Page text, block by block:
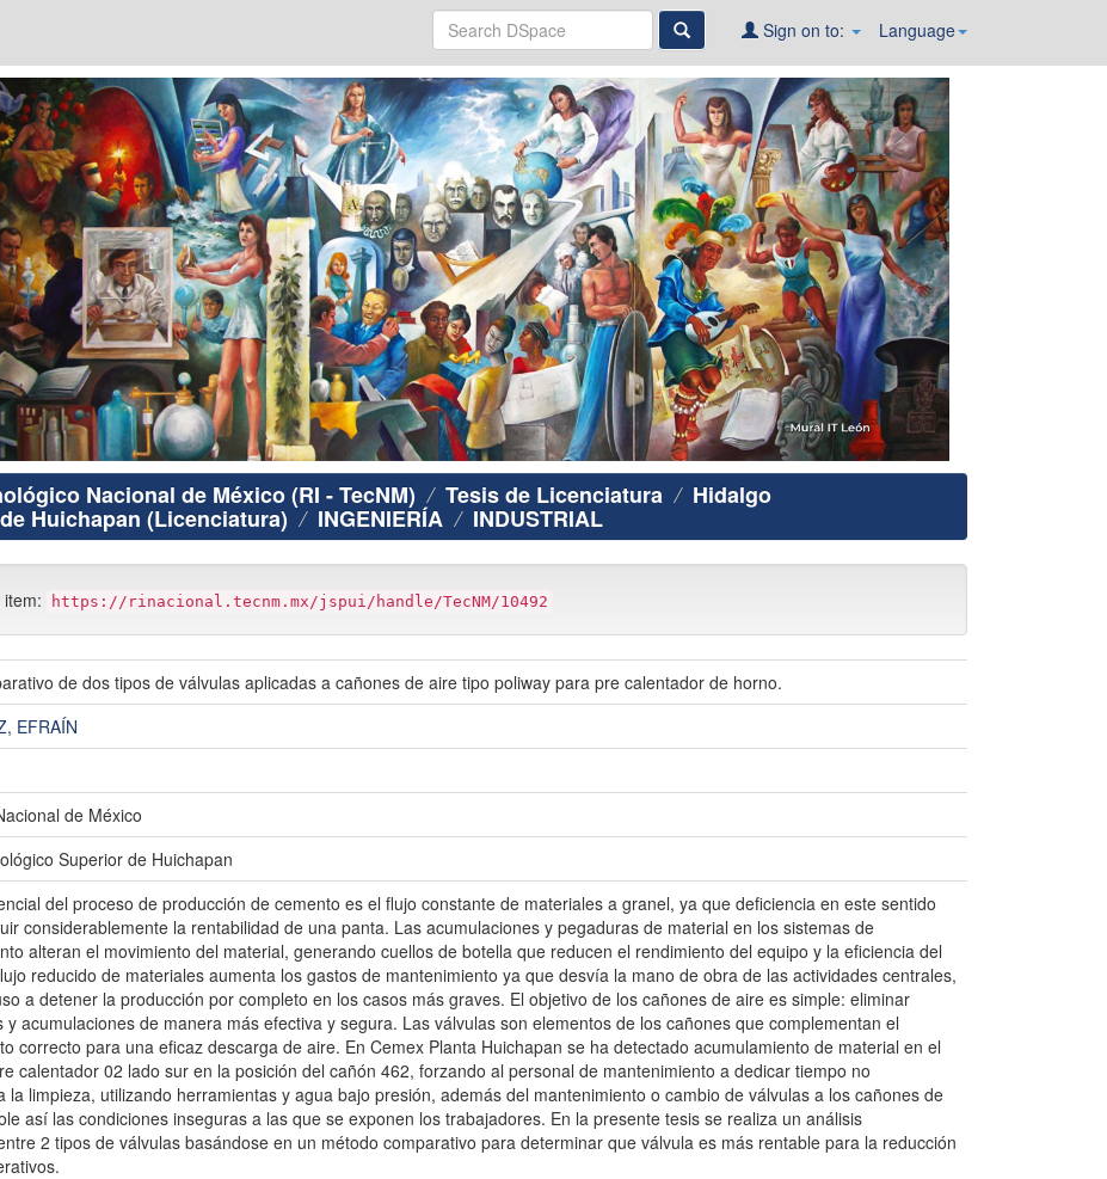
Language
Sign on to:
Nacional de México (RI - TecNM) Tesis de Licenciatura Hidalgo
Huichapan (Licenciatura) INGENIERÍA INDUSTRIAL
https://rinacional.tecnm.mx/jspui/handle/TecNM/10492
de dos tipos de válvulas aplicadas a cañones de aire tipo poliway para pre calentador de horno.
EFRAÍN
de México
Superior de Huichapan
del proceso de producción de cemento es el flujo constante de materiales a granel, ya que deficiencia en este sentido
considerablemente la rentabilidad de una panta. Las acumulaciones y pegaduras de material en los sistemas de
alteran el movimiento del material, generando cuellos de botella que reducen el rendimiento del equipo y la eficiencia del
reducido de materiales aumenta los gastos de mantenimiento ya que desvía la mano de obra de las actividades centrales,
a detener la producción por completo en los casos más graves. El objetivo de los cañones de aire es simple: eliminar
y acumulaciones de manera más efectiva y segura. Las válvulas son elementos de los cañones que complementan el
correcto para una eficaz descarga de aire. En Cemex Planta Huichapan se ha detectado acumulamiento de material en el
calentador 02 lado sur en la posición del cañón 462, forzando al personal de mantenimiento a dedicar tiempo no
la limpieza, utilizando herramientas y agua bajo presión, además del mantenimiento o cambio de válvulas a los cañones de
así las condiciones inseguras a las que se exponen los trabajadores. En la presente tesis se realiza un análisis
2 tipos de válvulas basándose en un método comparativo para determinar que válvula es más rentable para la reducción